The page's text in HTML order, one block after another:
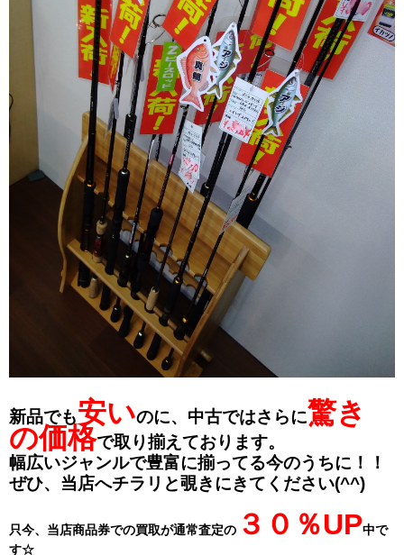
新品でも安いのに、中古ではさらに驚き
の価格で取り揃えております。
幅広いジャンルで豊富に揃ってる今のうちに！！
ぜひ、当店へチラリと覗きにきてください(^^)
只今、当店商品券での買取が通常査定の ３０％UP中で
す☆